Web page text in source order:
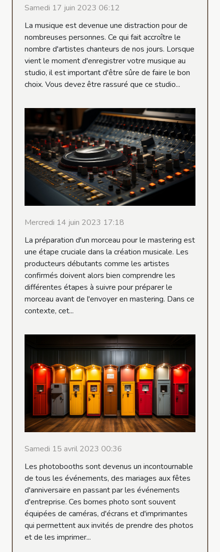
Samedi 17 juin 2023 06:12
La musique est devenue une distraction pour de
nombreuses personnes. Ce qui fait accroître le
nombre d'artistes chanteurs de nos jours. Lorsque
vient le moment d'enregistrer votre musique au
studio, il est important d'être sûre de faire le bon
choix. Vous devez être rassuré que ce studio...
Mercredi 14 juin 2023 17:18
La préparation d'un morceau pour le mastering est
une étape cruciale dans la création musicale. Les
producteurs débutants comme les artistes
confirmés doivent alors bien comprendre les
différentes étapes à suivre pour préparer le
morceau avant de l'envoyer en mastering. Dans ce
contexte, cet...
Samedi 15 avril 2023 00:36
Les photobooths sont devenus un incontournable
de tous les événements, des mariages aux fêtes
d'anniversaire en passant par les événements
d'entreprise. Ces bornes photo sont souvent
équipées de caméras, d'écrans et d'imprimantes
qui permettent aux invités de prendre des photos
et de les imprimer...